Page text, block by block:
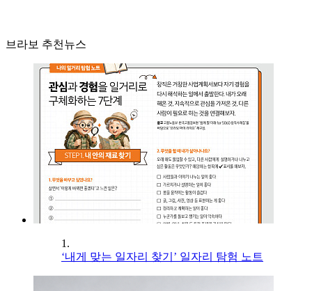
브라보 추천뉴스
1.
‘내게 맞는 일자리 찾기’ 일자리 탐험 노트